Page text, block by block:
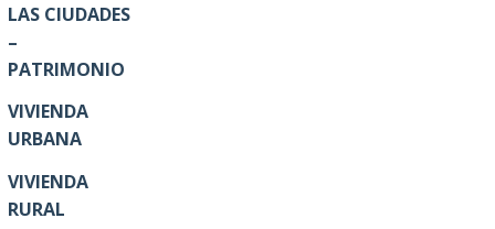
LAS CIUDADES
–
PATRIMONIO
VIVIENDA
URBANA
VIVIENDA
RURAL